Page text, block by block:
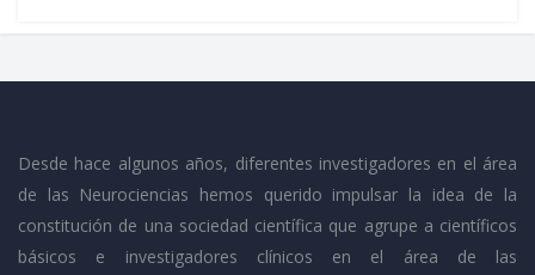
Desde hace algunos años, diferentes investigadores en el área
de las Neurociencias hemos querido impulsar la idea de la
constitución de una sociedad científica que agrupe a científicos
básicos e investigadores clínicos en el área de las